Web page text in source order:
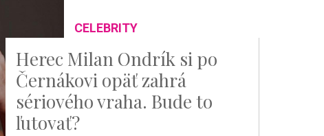
CELEBRITY
Herec Milan Ondrík si po
Černákovi opäť zahrá
sériového vraha. Bude to
ľutovať?